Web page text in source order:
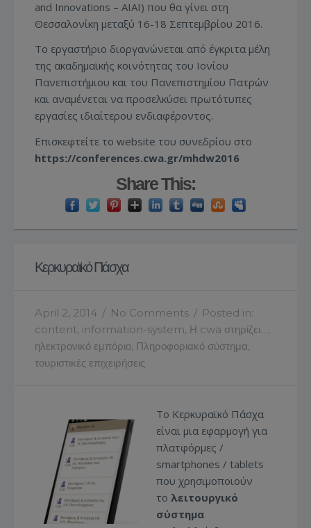
and Innovations – ΑΙΑΙ) που θα γίνει στη
Θεσσαλονίκη μεταξύ 16-18 Σεπτεμβρίου 2016.
Το εργαστήριο διοργανώνεται από έγκριτα μέλη
της ακαδημαϊκής κοινότητας του Ιονίου
Πανεπιστήμιου και του Πανεπιστημίου Πατρών
και αναμένεται να προσελκύσει πρωτότυπες
εργασίες ιδιαίτερου ενδιαφέροντος.
Επισκεφτείτε το website του συνεδρίου στο
https://conferences.cwa.gr/mhdw2016
Share This:
Κερκυραϊκό Πάσχα
April 2, 2014 / No Comments / Posted in:
content, information-system, Η cwa στηρίζει…,
ηλεκτρονικό εμπόριο, Πληροφοριακό σύστημα,
τουριστικές επιχειρήσεις
Το Κερκυραϊκό Πάσχα
είναι μια εφαρμογή για
πλατφόρμες /
smartphones / tablets
που χρησιμοποιούν
το λειτουργικό
σύστημα